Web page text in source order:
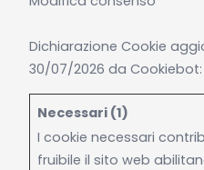
Dichiarazione Cookie
30/07/2026 da Cookiebot:
Necessari (1)
I cookie necessari
fruibile il sito web